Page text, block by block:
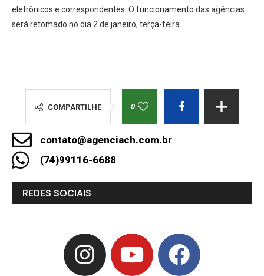
eletrônicos e correspondentes. O funcionamento das agências
será retomado no dia 2 de janeiro, terça-feira.
COMPARTILHE 0
contato@agenciach.com.br
(74)99116-6688
REDES SOCIAIS